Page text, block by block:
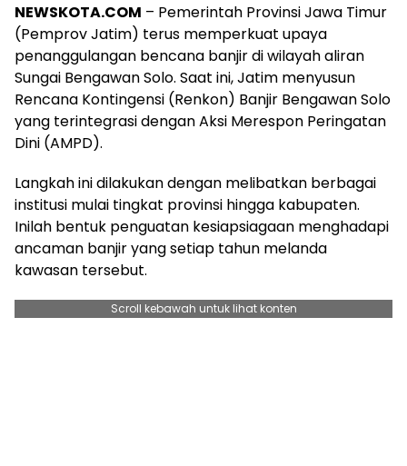
NEWSKOTA.COM – Pemerintah Provinsi Jawa Timur
(Pemprov Jatim) terus memperkuat upaya
penanggulangan bencana banjir di wilayah aliran
Sungai Bengawan Solo. Saat ini, Jatim menyusun
Rencana Kontingensi (Renkon) Banjir Bengawan Solo
yang terintegrasi dengan Aksi Merespon Peringatan
Dini (AMPD).
Langkah ini dilakukan dengan melibatkan berbagai
institusi mulai tingkat provinsi hingga kabupaten.
Inilah bentuk penguatan kesiapsiagaan menghadapi
ancaman banjir yang setiap tahun melanda
kawasan tersebut.
Scroll kebawah untuk lihat konten